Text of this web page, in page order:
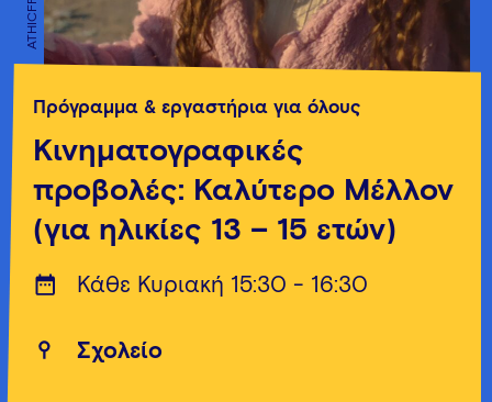
ATHICFF
Πρόγραμμα & εργαστήρια για όλους
Κινηματογραφικές
προβολές: Καλύτερο Μέλλον
(για ηλικίες 13 – 15 ετών)
Κάθε Κυριακή 15:30 - 16:30
Σχολείο